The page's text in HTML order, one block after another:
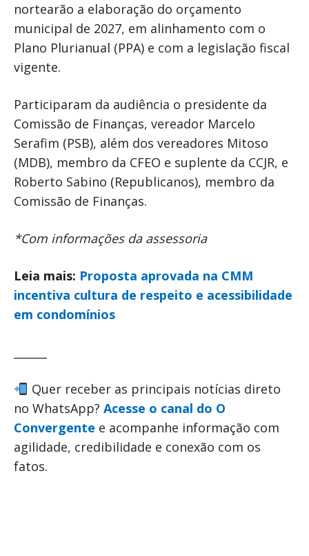
nortearão a elaboração do orçamento
municipal de 2027, em alinhamento com o
Plano Plurianual (PPA) e com a legislação fiscal
vigente.
Participaram da audiência o presidente da
Comissão de Finanças, vereador Marcelo
Serafim (PSB), além dos vereadores Mitoso
(MDB), membro da CFEO e suplente da CCJR, e
Roberto Sabino (Republicanos), membro da
Comissão de Finanças.
*Com informações da assessoria
Leia mais: Proposta aprovada na CMM
incentiva cultura de respeito e acessibilidade
em condomínios
Quer receber as principais notícias direto
no WhatsApp? Acesse o canal do O
Convergente e acompanhe informação com
agilidade, credibilidade e conexão com os
fatos.